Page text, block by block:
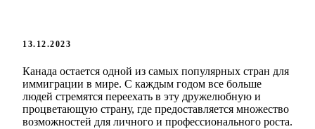
13.12.2023
Канада остается одной из самых популярных стран для
иммиграции в мире. С каждым годом все больше
людей стремятся переехать в эту дружелюбную и
процветающую страну, где предоставляется множество
возможностей для личного и профессионального роста.